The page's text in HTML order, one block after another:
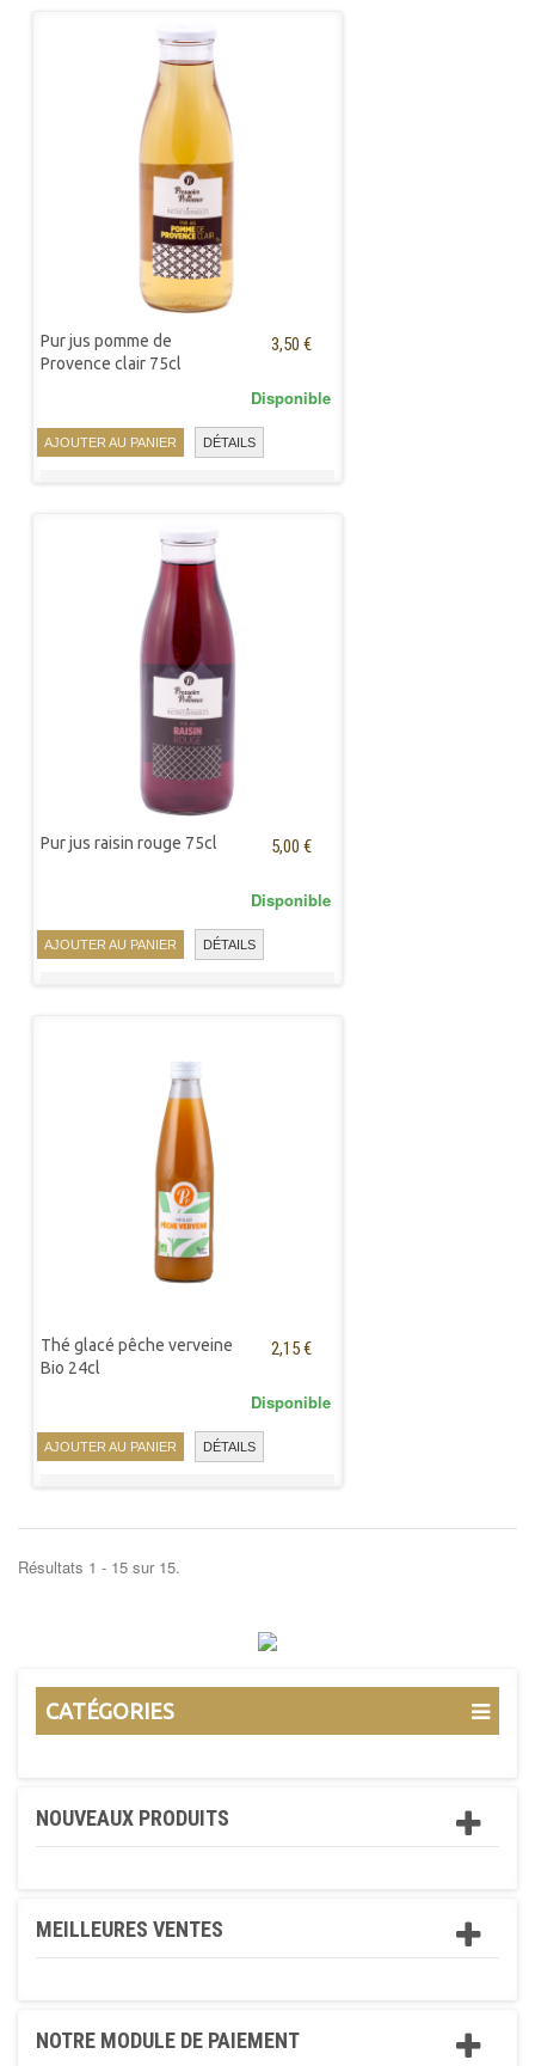
Pur jus pomme de
Provence clair 75cl
3,50 €
AJOUTER AU PANIER DÉTAILS
Disponible
Pur jus raisin rouge 75cl 5,00 €
AJOUTER AU PANIER DÉTAILS
Disponible
Thé glacé pêche verveine
Bio 24cl
2,15 €
AJOUTER AU PANIER DÉTAILS
Disponible
Résultats 1 - 15 sur 15.
CATÉGORIES
NOUVEAUX PRODUITS
MEILLEURES VENTES
NOTRE MODULE DE PAIEMENT